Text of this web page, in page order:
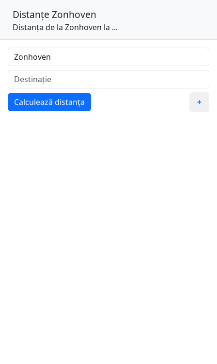
Distanțe Zonhoven
Distanța de la Zonhoven la ...
Calculează distanța +